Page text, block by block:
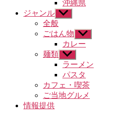
沖縄県
ジャンル サ
ブ
メ
ュ
ー
を
表
示
全般
ごはん物 サ
ブ
ニ
ュ
ー
を
表
カレー
麺類 サ
ブ
メ
ュ
ー
ラーメン
パスタ
カフェ・喫茶
ご当地グルメ
情報提供